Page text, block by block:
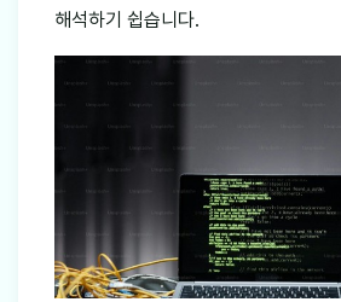
해석하기 쉽습니다.